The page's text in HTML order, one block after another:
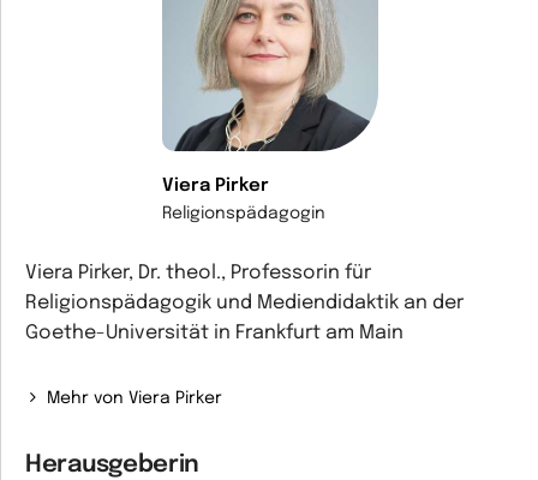
Viera Pirker
Religionspädagogin
Viera Pirker, Dr. theol., Professorin für
Religionspädagogik und Mediendidaktik an der
Goethe-Universität in Frankfurt am Main
Mehr von Viera Pirker
Herausgeberin